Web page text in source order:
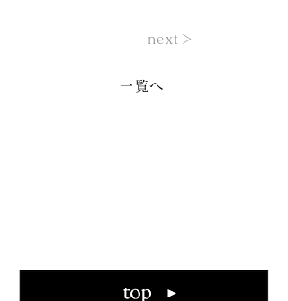
next＞
一覧へ